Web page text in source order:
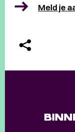
Meld je